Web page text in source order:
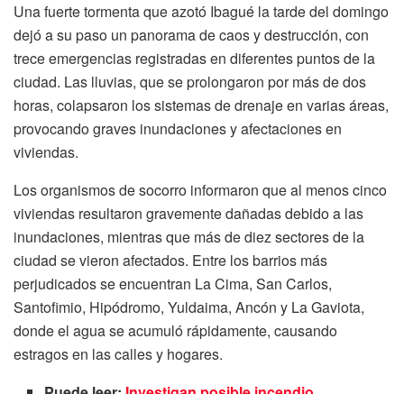
Una fuerte tormenta que azotó Ibagué la tarde del domingo
dejó a su paso un panorama de caos y destrucción, con
trece emergencias registradas en diferentes puntos de la
ciudad. Las lluvias, que se prolongaron por más de dos
horas, colapsaron los sistemas de drenaje en varias áreas,
provocando graves inundaciones y afectaciones en
viviendas.
Los organismos de socorro informaron que al menos cinco
viviendas resultaron gravemente dañadas debido a las
inundaciones, mientras que más de diez sectores de la
ciudad se vieron afectados. Entre los barrios más
perjudicados se encuentran La Cima, San Carlos,
Santofimio, Hipódromo, Yuldaima, Ancón y La Gaviota,
donde el agua se acumuló rápidamente, causando
estragos en las calles y hogares.